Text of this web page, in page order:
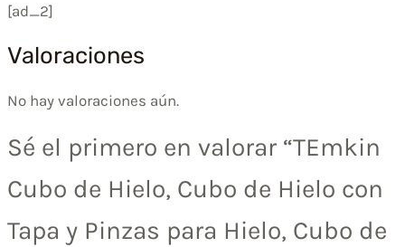
[ad_2]
Valoraciones
No hay valoraciones aún.
Sé el primero en valorar “TEmkin
Cubo de Hielo, Cubo de Hielo con
Tapa y Pinzas para Hielo, Cubo de